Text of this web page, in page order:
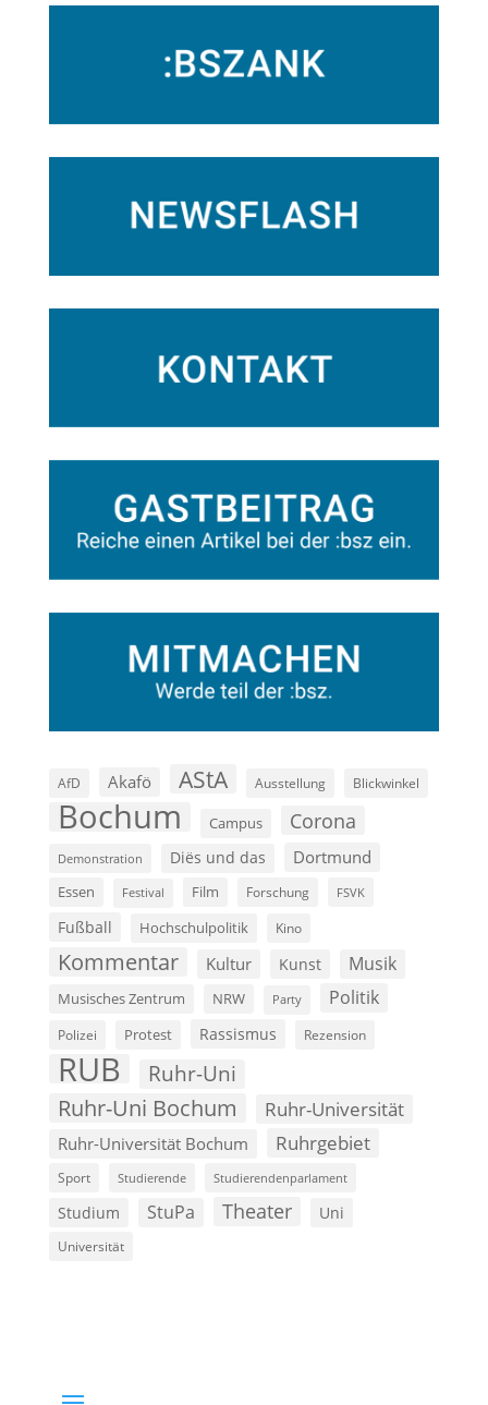
AfD Akafö AStA Ausstellung Blickwinkel
Bochum Campus Corona
Demonstration Diës und das Dortmund
Essen Festival Film Forschung FSVK
Fußball Hochschulpolitik Kino
Kommentar Kultur Kunst Musik
Musisches Zentrum NRW Party Politik
Polizei Protest Rassismus Rezension
RUB Ruhr-Uni
Ruhr-Uni Bochum Ruhr-Universität
Ruhr-Universität Bochum Ruhrgebiet
Sport Studierende Studierendenparlament
Studium StuPa Theater Uni
Universität